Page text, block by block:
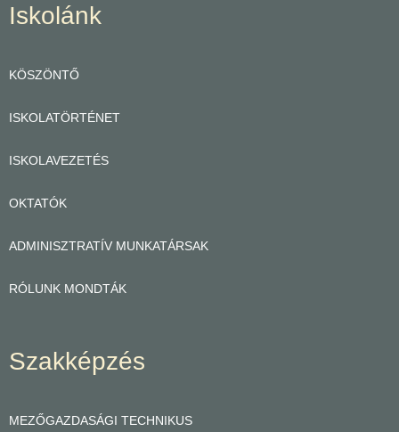
Iskolánk
KÖSZÖNTŐ
ISKOLATÖRTÉNET
ISKOLAVEZETÉS
OKTATÓK
ADMINISZTRATÍV MUNKATÁRSAK
RÓLUNK MONDTÁK
Szakképzés
MEZŐGAZDASÁGI TECHNIKUS